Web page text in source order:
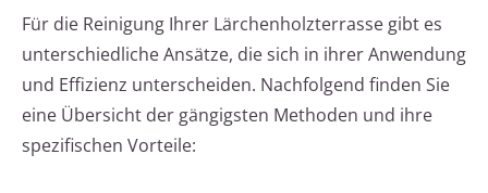
Für die Reinigung Ihrer Lärchenholzterrasse gibt es
unterschiedliche Ansätze, die sich in ihrer Anwendung
und Effizienz unterscheiden. Nachfolgend finden Sie
eine Übersicht der gängigsten Methoden und ihre
spezifischen Vorteile: